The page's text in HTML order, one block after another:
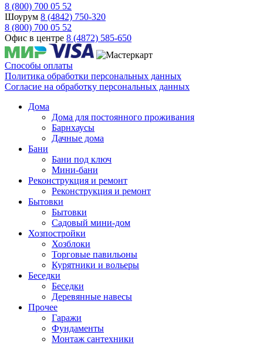
8 (800) 700 05 52
Шоурум 8 (4842) 750-320
8 (800) 700 05 52
Офис в центре 8 (4872) 585-650
Способы оплаты
Политика обработки персональных данных
Согласие на обработку персональных данных
Дома
Дома для постоянного проживания
Барнхаусы
Дачные дома
Бани
Бани под ключ
Мини-бани
Реконструкция и ремонт
Реконструкция и ремонт
Бытовки
Бытовки
Садовый мини-дом
Хозпостройки
Хозблоки
Торговые павильоны
Курятники и вольеры
Беседки
Беседки
Деревянные навесы
Прочее
Гаражи
Фундаменты
Монтаж сантехники